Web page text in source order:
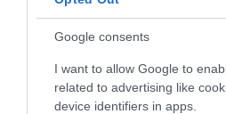
Google consents
I want to allow Google to
related to advertising like
device identifiers in apps.
ΛΟΓΑΡΙΑΣΜΟΣ - ΛΙΟΛΙΟΥ